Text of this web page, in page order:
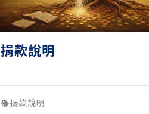
捐款說明
捐款說明